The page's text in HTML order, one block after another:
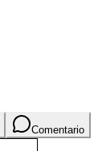
Comentario